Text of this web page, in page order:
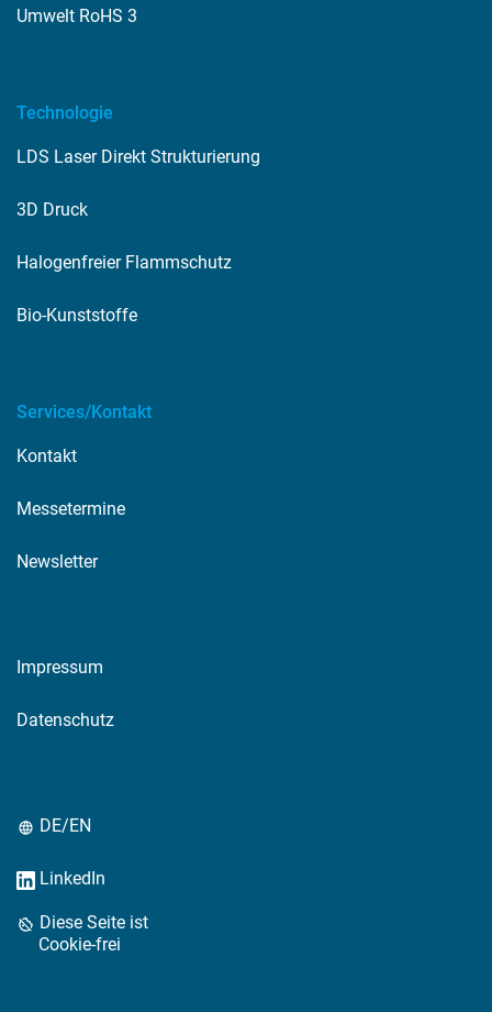
Umwelt RoHS 3
Technologie
LDS Laser Direkt Strukturierung
3D Druck
Halogenfreier Flammschutz
Bio-Kunststoffe
Services/Kontakt
Kontakt
Messetermine
Newsletter
Impressum
Datenschutz
DE/EN
LinkedIn
Diese Seite ist
Cookie-frei